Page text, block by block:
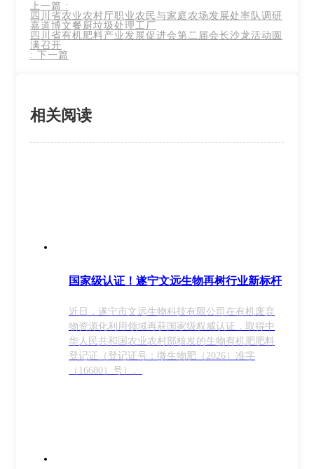
上一篇 :
四川省农业农村厅职业农民与家庭农场发展处率队调研
嘉道博文餐厨垃圾处理工厂
四川省有机肥料产业发展促进会第二届会长沙龙活动圆
满召开
: 下一篇
相关阅读
国家级认证！遂宁文远生物再树行业新标杆
近日，遂宁市文远生物科技有限公司在有机废弃
物资源化利用领域再获国家级权威认证，取得中
华人民共和国农业农村部核发的生物有机肥肥料
登记证（登记证号：微生物肥（2026）准字
（16680）号）。